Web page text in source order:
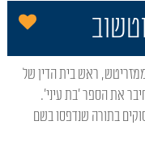
את הספר 'בת עיני'.
בתורה שנדפסו בשם